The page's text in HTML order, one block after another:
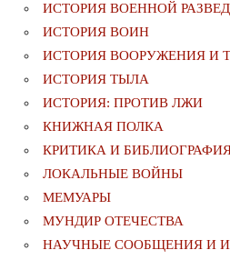
ИСТОРИЯ ВОЕННОЙ
ИСТОРИЯ ВОИН
ИСТОРИЯ ВООРУЖЕНИЯ И
ИСТОРИЯ ТЫЛА
ИСТОРИЯ: ПРОТИВ ЛЖИ
КНИЖНАЯ ПОЛКА
КРИТИКА И
ЛОКАЛЬНЫЕ ВОЙНЫ
МЕМУАРЫ
МУНДИР ОТЕЧЕСТВА
НАУЧНЫЕ СООБЩЕНИЯ И